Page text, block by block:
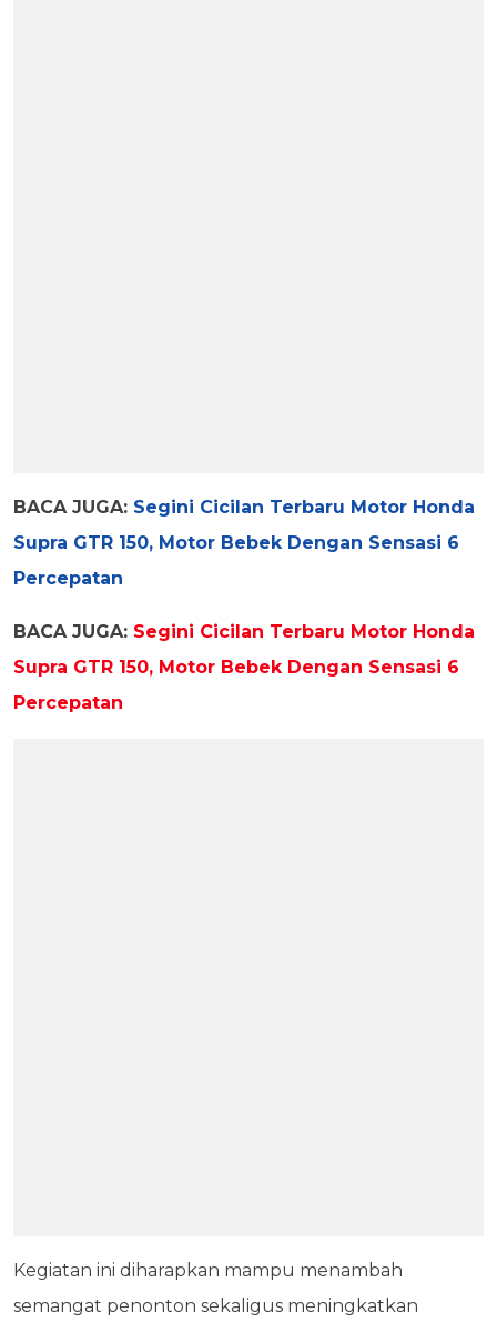
BACA JUGA: Segini Cicilan Terbaru Motor Honda
Supra GTR 150, Motor Bebek Dengan Sensasi 6
Percepatan
BACA JUGA: Segini Cicilan Terbaru Motor Honda
Supra GTR 150, Motor Bebek Dengan Sensasi 6
Percepatan
Kegiatan ini diharapkan mampu menambah
semangat penonton sekaligus meningkatkan